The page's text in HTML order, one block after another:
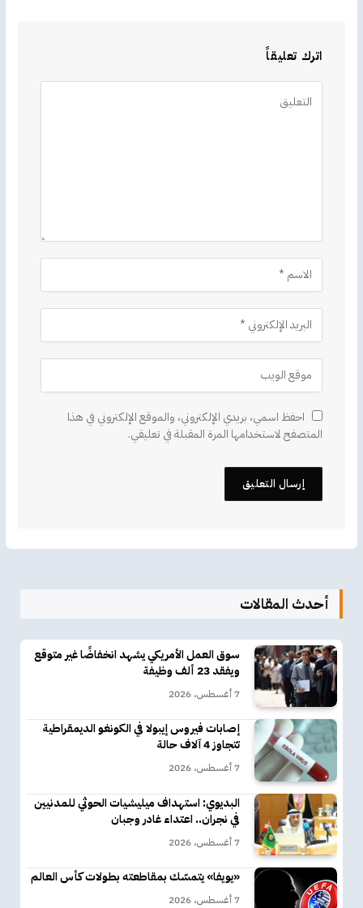
اترك تعليقاً
احفظ اسمي، بريدي الإلكتروني، والموقع الإلكتروني في هذا
المتصفح لاستخدامها المرة المقبلة في تعليقي.
أحدث المقالات
سوق العمل الأمريكي يشهد انخفاضًا غير متوقع
ويفقد 23 ألف وظيفة
7 أغسطس، 2026
إصابات فيروس إيبولا في الكونغو الديمقراطية
تتجاوز 4 آلاف حالة
7 أغسطس، 2026
البديوي: استهداف ميليشيات الحوثي للمدنيين
في نجران.. اعتداء غادر وجبان
7 أغسطس، 2026
«يويفا» يتمسّك بمقاطعته بطولات كأس العالم
7 أغسطس، 2026